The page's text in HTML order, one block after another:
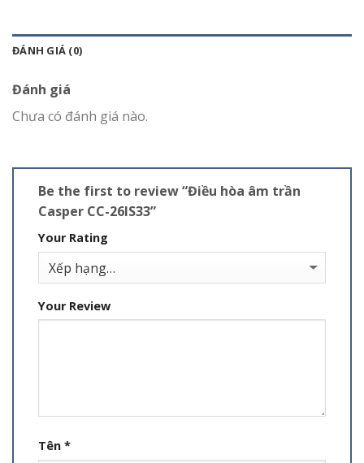
ĐÁNH GIÁ (0)
Đánh giá
Chưa có đánh giá nào.
Be the first to review “Điều hòa âm trần
Casper CC-26IS33”
Your Rating
Your Review
Tên *